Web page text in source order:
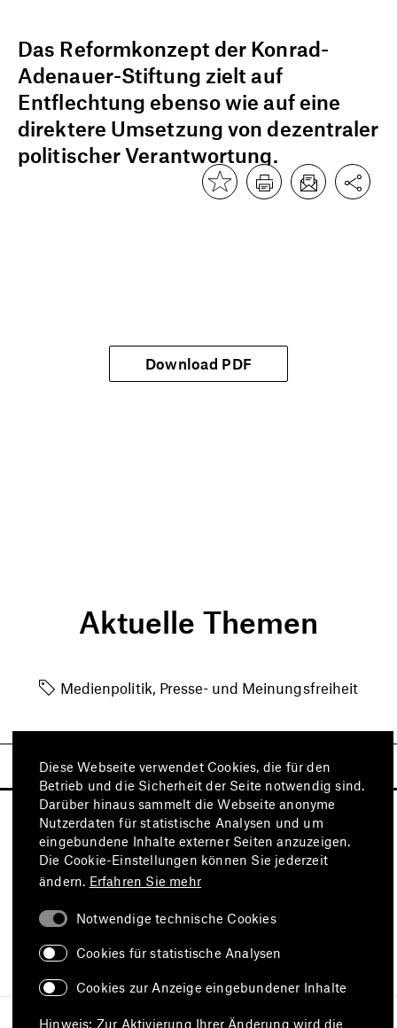
Das Reformkonzept der Konrad-
Adenauer-Stiftung zielt auf
Entflechtung ebenso wie auf eine
direktere Umsetzung von dezentraler
politischer Verantwortung.
Download PDF
Aktuelle Themen
Medienpolitik, Presse- und Meinungsfreiheit
Besuchen Sie auch
Impressum
Datenschutz
Diese Webseite verwendet Cookies, die für den
Betrieb und die Sicherheit der Seite notwendig sind.
Darüber hinaus sammelt die Webseite anonyme
Nutzerdaten für statistische Analysen und um
eingebundene Inhalte externer Seiten anzuzeigen.
Die Cookie-Einstellungen können Sie jederzeit
ändern. Erfahren Sie mehr
Notwendige technische Cookies
Cookies für statistische Analysen
Cookies zur Anzeige eingebundener Inhalte
Hinweis: Zur Aktivierung Ihrer Änderung wird die